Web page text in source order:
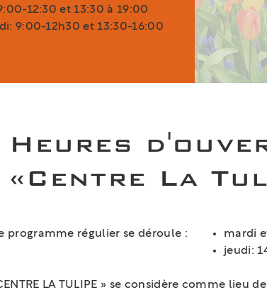
12:30 et 13:30 à 19:00
9:00-12h30 et 13:30-16:00
Heures
«Centre La
programme régulier se déroule :
mardi
jeudi:
LA TULIPE » se considère comme